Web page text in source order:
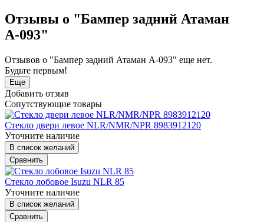
Отзывы о "Бампер задний Атаман
А-093"
Отзывов о "Бампер задний Атаман А-093" еще нет.
Будьте первым!
Еще
Добавить отзыв
Сопутствующие товары
Стекло двери левое NLR/NMR/NPR 8983912120
Уточните наличие
В список желаний
Сравнить
Стекло лобовое Isuzu NLR 85
Уточните наличие
В список желаний
Сравнить